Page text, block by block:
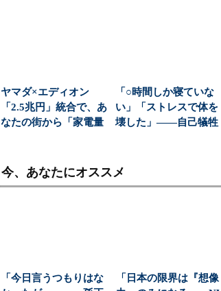
ヤマダ×エディオン
「2.5兆円」統合で、あ
なたの街から「家電量
「○時間しか寝ていな
い」「ストレスで体を
壊した」――自己犠牲
今、あなたにオススメ
「今日言うつもりはな
「日本の限界は『想像